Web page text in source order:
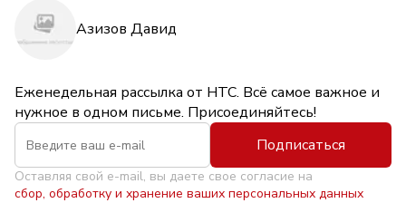
Азизов Давид
Еженедельная рассылка от НТС. Всё самое важное и
нужное в одном письме. Присоединяйтесь!
Подписаться
Оставляя свой e-mail, вы даете свое согласие на
сбор, обработку и хранение ваших персональных данных